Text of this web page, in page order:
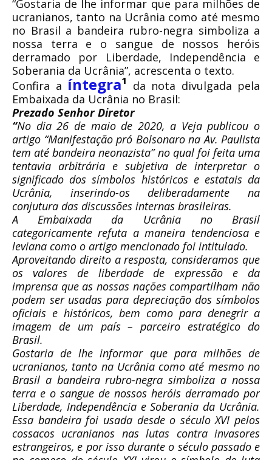
“Gostaria de lhe informar que para milhões de
ucranianos, tanto na Ucrânia como até mesmo
no Brasil a bandeira rubro-negra simboliza a
nossa terra e o sangue de nossos heróis
derramado por Liberdade, Independência e
Soberania da Ucrânia”, acrescenta o texto.
Confira a íntegra¹ da nota divulgada pela
Embaixada da Ucrânia no Brasil:
Prezado Senhor Diretor
“No dia 26 de maio de 2020, a Veja publicou o
artigo “Manifestação pró Bolsonaro na Av. Paulista
tem até bandeira neonazista” no qual foi feita uma
tentavia arbitrária e subjetiva de interpretar o
significado dos símbolos históricos e estatais da
Ucrânia, inserindo-os deliberadamente na
conjutura das discussões internas brasileiras.
A Embaixada da Ucrânia no Brasil
categoricamente refuta a maneira tendenciosa e
leviana como o artigo mencionado foi intitulado.
Aproveitando direito a resposta, consideramos que
os valores de liberdade de expressão e da
imprensa que as nossas nações compartilham não
podem ser usadas para depreciação dos símbolos
oficiais e históricos, bem como para denegrir a
imagem de um país – parceiro estratégico do
Brasil.
Gostaria de lhe informar que para milhões de
ucranianos, tanto na Ucrânia como até mesmo no
Brasil a bandeira rubro-negra simboliza a nossa
terra e o sangue de nossos heróis derramado por
Liberdade, Independência e Soberania da Ucrânia.
Essa bandeira foi usada desde o século XVI pelos
cossacos ucranianos nas lutas contra invasores
estrangeiros, e por isso durante o século passado e